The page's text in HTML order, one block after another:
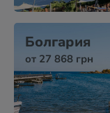
Болгария
от 27 868 грн